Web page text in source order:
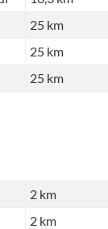
25 km
25 km
25 km
2 km
2 km